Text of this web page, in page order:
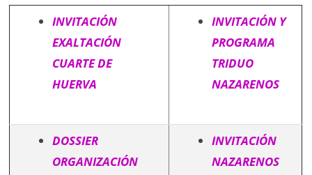
INVITACIÓN
EXALTACIÓN
CUARTE DE
HUERVA
INVITACIÓN Y
PROGRAMA
TRIDUO
NAZARENOS
DOSSIER
ORGANIZACIÓN
INVITACIÓN
NAZARENOS